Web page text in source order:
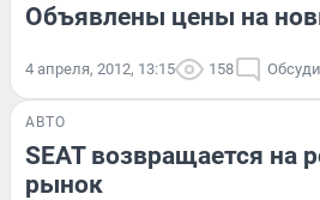
Объявлены цены на
4 апреля, 2012, 13:15 158
АВТО
SEAT возвращается на
рынок